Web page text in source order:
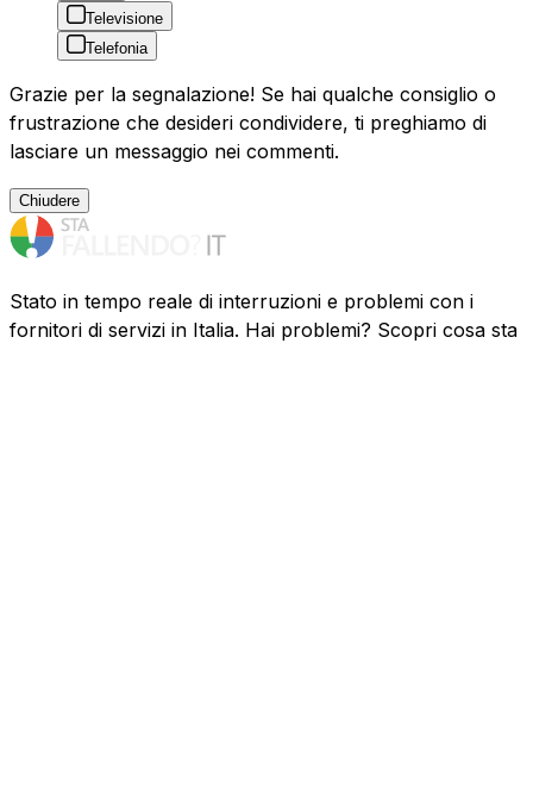
Televisione
Telefonia
Grazie per la segnalazione! Se hai qualche consiglio o
frustrazione che desideri condividere, ti preghiamo di
lasciare un messaggio nei commenti.
Chiudere
Stato in tempo reale di interruzioni e problemi con i
fornitori di servizi in Italia. Hai problemi? Scopri cosa sta